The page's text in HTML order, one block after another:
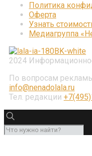
2024
По вопросам
info@nenadolala.ru
Тел. редакции
Политика
Оферта
Узнать
Медиагруппа